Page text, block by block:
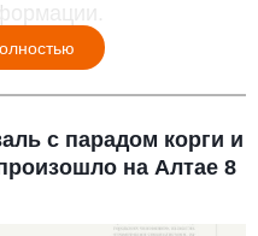
с парадом корги и
на Алтае 8